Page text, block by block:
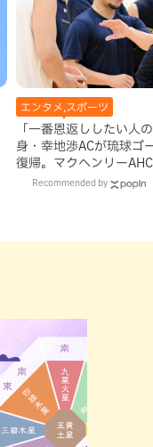
エンタメ,スポーツ
「一番恩返ししたい人
身・幸地渉ACが琉球ゴ
復帰。マクヘンリー
理由Recommended by